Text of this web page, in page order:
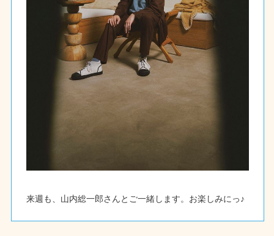
来週も、山内総一郎さんとご一緒します。お楽しみにっ♪